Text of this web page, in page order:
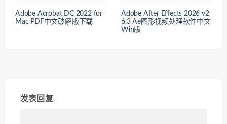
Adobe Acrobat DC 2022 for
Mac PDF中文破解版下载
Adobe After Effects 2026 v2
6.3 Ae图形视频处理软件中文
Win版
发表回复